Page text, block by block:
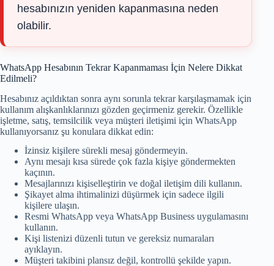
hesabınızın yeniden kapanmasına neden
olabilir.
WhatsApp Hesabının Tekrar Kapanmaması İçin Nelere Dikkat
Edilmeli?
Hesabınız açıldıktan sonra aynı sorunla tekrar karşılaşmamak için
kullanım alışkanlıklarınızı gözden geçirmeniz gerekir. Özellikle
işletme, satış, temsilcilik veya müşteri iletişimi için WhatsApp
kullanıyorsanız şu konulara dikkat edin:
İzinsiz kişilere sürekli mesaj göndermeyin.
Aynı mesajı kısa sürede çok fazla kişiye göndermekten
kaçının.
Mesajlarınızı kişiselleştirin ve doğal iletişim dili kullanın.
Şikayet alma ihtimalinizi düşürmek için sadece ilgili
kişilere ulaşın.
Resmi WhatsApp veya WhatsApp Business uygulamasını
kullanın.
Kişi listenizi düzenli tutun ve gereksiz numaraları
ayıklayın.
Müşteri takibini plansız değil, kontrollü şekilde yapın.